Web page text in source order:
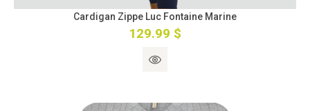
Cardigan Zippe Luc Fontaine Marine
129.99 $